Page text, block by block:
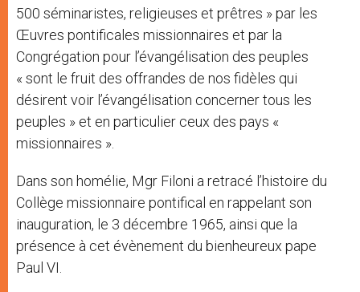
500 séminaristes, religieuses et prêtres » par les
Œuvres pontificales missionnaires et par la
Congrégation pour l’évangélisation des peuples
« sont le fruit des offrandes de nos fidèles qui
désirent voir l’évangélisation concerner tous les
peuples » et en particulier ceux des pays «
missionnaires ».
Dans son homélie, Mgr Filoni a retracé l’histoire du
Collège missionnaire pontifical en rappelant son
inauguration, le 3 décembre 1965, ainsi que la
présence à cet évènement du bienheureux pape
Paul VI.